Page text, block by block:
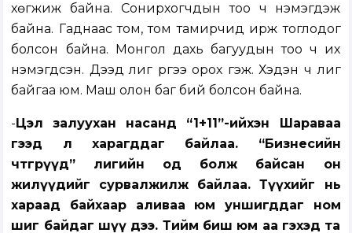
хөгжиж байна. Сонирхогчдын тоо ч нэмэгдэж
байна. Гаднаас том, том тамирчид ирж тоглодог
болсон байна. Монгол дахь багуудын тоо ч их
нэмэгдсэн. Дээд лиг рүүгээ орох гэж. Хэдэн ч лиг
байгаа юм. Маш олон баг бий болсон байна.
- Цэл залуухан насанд “1+11”-ийхэн Шараваа
гээд л харагддаг байлаа. “Бизнесийн
чөтгөрүүд” лигийн од болж байсан он
жилүүдийг сурвалжилж байлаа. Түүхийг нь
хараад байхаар аливаа юм уншигддаг ном
шиг байдаг шүү дээ. Тийм биш юм аа гэхэд та